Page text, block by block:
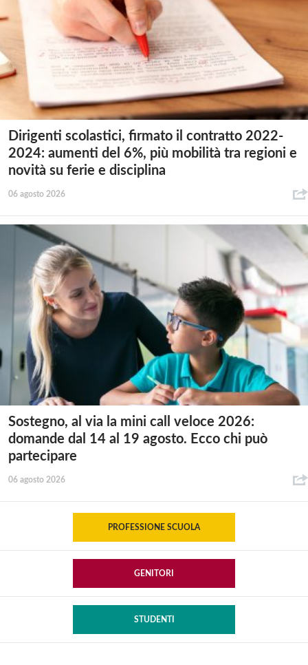
Dirigenti scolastici, firmato il contratto 2022-
2024: aumenti del 6%, più mobilità tra regioni e
novità su ferie e disciplina
06 agosto 2026
Sostegno, al via la mini call veloce 2026:
domande dal 14 al 19 agosto. Ecco chi può
partecipare
06 agosto 2026
PROFESSIONE SCUOLA
GENITORI
STUDENTI